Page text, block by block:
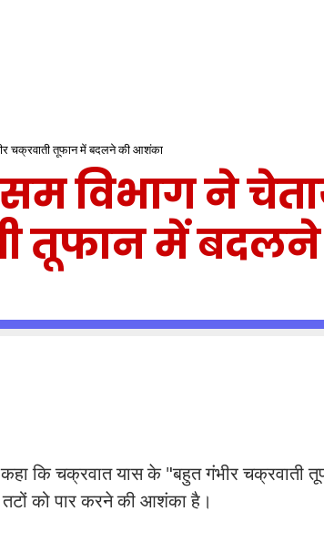
चक्रवाती तूफान में बदलने की आशंका
विभाग ने
तूफान में बदलने
कहा कि चक्रवात यास के "बहुत गंभीर चक्रवाती
को पार करने की आशंका है।